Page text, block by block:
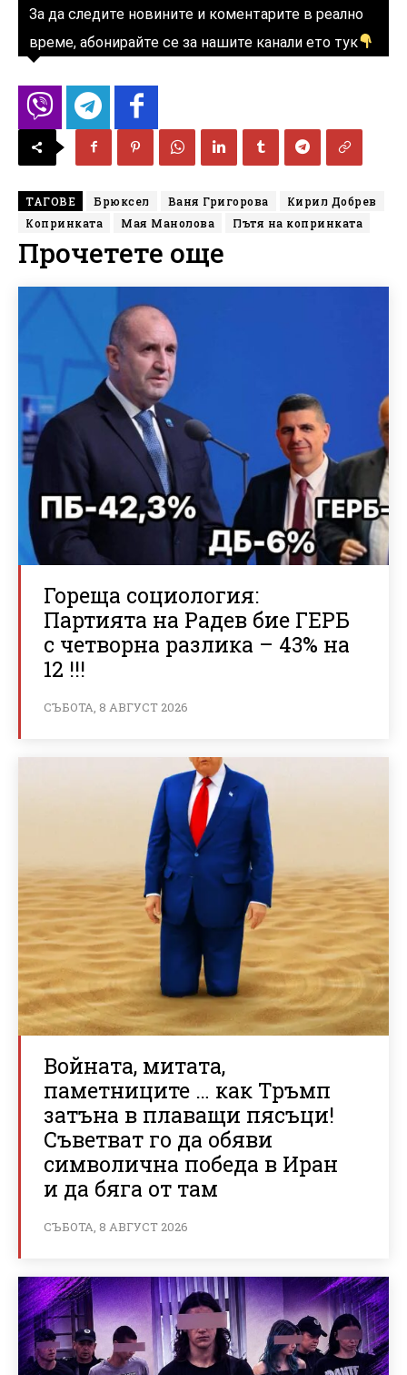
За да следите новините и коментарите в реално
време, абонирайте се за нашите канали ето тук
ТАГОВЕ Брюксел Ваня Григорова
Кирил Добрев
Копринката
Мая Манолова Пътя на копринката
Прочетете още
Гореща социология:
Партията на Радев бие ГЕРБ
с четворна разлика – 43% на
12 !!!
СЪБОТА, 8 АВГУСТ 2026
Войната, митата,
паметниците … как Тръмп
затъна в плаващи пясъци!
Съветват го да обяви
символична победа в Иран
и да бяга от там
СЪБОТА, 8 АВГУСТ 2026